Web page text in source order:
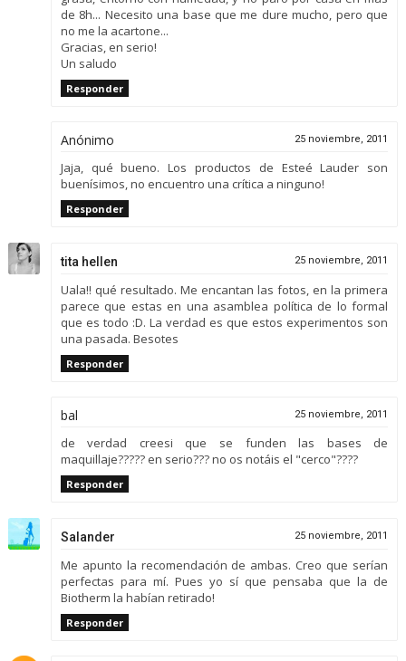
de 8h... Necesito una base que me dure mucho, pero que
no me la acartone...
Gracias, en serio!
Un saludo
Responder
Anónimo 25 noviembre, 2011
Jaja, qué bueno. Los productos de Esteé Lauder son
buenísimos, no encuentro una crítica a ninguno!
Responder
tita hellen 25 noviembre, 2011
Uala!! qué resultado. Me encantan las fotos, en la primera
parece que estas en una asamblea política de lo formal
que es todo :D. La verdad es que estos experimentos son
una pasada. Besotes
Responder
bal 25 noviembre, 2011
de verdad creesi que se funden las bases de
maquillaje????? en serio??? no os notáis el "cerco"????
Responder
Salander 25 noviembre, 2011
Me apunto la recomendación de ambas. Creo que serían
perfectas para mí. Pues yo sí que pensaba que la de
Biotherm la habían retirado!
Responder